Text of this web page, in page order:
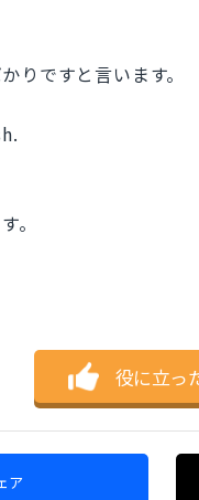
りですと言います。
。
役に立っ
ア